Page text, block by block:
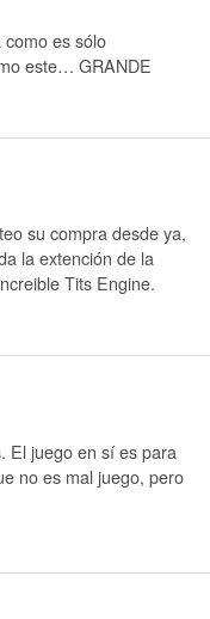
es sólo
este… GRANDE
su compra desde ya,
la extención de la
Tits Engine.
El juego en sí es para
no es mal juego, pero